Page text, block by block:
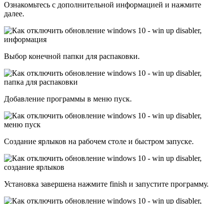
Ознакомьтесь с дополнительной информацией и нажмите
далее.
Выбор конечной папки для распаковки.
Добавление программы в меню пуск.
Создание ярлыков на рабочем столе и быстром запуске.
Установка завершена нажмите finish и запустите программу.